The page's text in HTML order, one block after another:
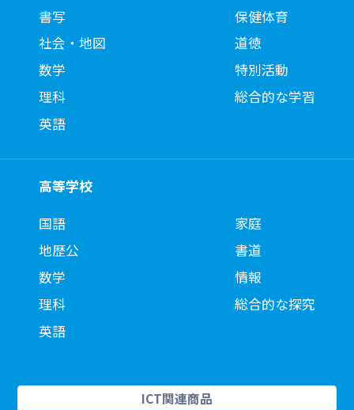
書写
社会・地図
数学
理科
英語
保健体育
道徳
特別活動
総合的な学習
高等学校
国語
地歴公
数学
理科
英語
家庭
書道
情報
総合的な探究
ICT関連商品